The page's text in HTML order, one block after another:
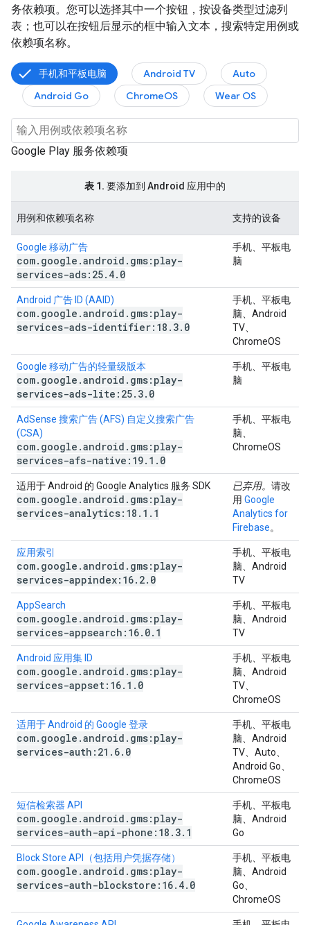
务依赖项。您可以选择其中一个按钮，按设备类型过滤列
表；也可以在按钮后显示的框中输入文本，搜索特定用例或
依赖项名称。
手机和平板电脑 Android TV
Auto
Android Go
ChromeOS Wear OS
Google Play 服务依赖项
表 1. 要添加到 Android 应用中的
用例和依赖项名称 支持的设备
Google 移动广告
com. google .android . gms:play-
services-ads:25. 4. 0
手机、平板电
脑
Android 广告 ID (AAID)
com. google .android . gms:play-
services-ads-identifier:18 . 3. 0
手机、平板电
脑、Android
TV、
ChromeOS
Google 移动广告的轻量级版本
com. google .android . gms:play-
services-ads-lite:25. 3. 0
手机、平板电
脑
AdSense 搜索广告 (AFS) 自定义搜索广告
(CSA)
com. google .android . gms:play-
services-afs-native:19. 1 . 0
手机、平板电
脑、
ChromeOS
适用于 Android 的 Google Analytics 服务 SDK
com. google .android . gms:play-
services-analytics:18 . 1 . 1
已弃用。 请改
用 Google
Analytics for
Firebase。
应用索引
com. google .android . gms:play-
services-appindex:16. 2. 0
手机、平板电
脑、Android
TV
AppSearch
com. google .android . gms:play-
services-appsearch:16. 0. 1
手机、平板电
脑、Android
TV
Android 应用集 ID
com. google .android . gms:play-
services-appset:16. 1 . 0
手机、平板电
脑、Android
TV、
ChromeOS
适用于 Android 的 Google 登录
com. google .android . gms:play-
services-auth:21 . 6. 0
手机、平板电
脑、Android
TV、Auto、
Android Go、
ChromeOS
短信检索器 API
com. google .android . gms:play-
services-auth-api-phone:18 . 3. 1
手机、平板电
脑、Android
Go
Block Store API（包括用户凭据存储）
com. google .android . gms:play-
services-auth-blockstore:16. 4. 0
手机、平板电
脑、Android
Go、
ChromeOS